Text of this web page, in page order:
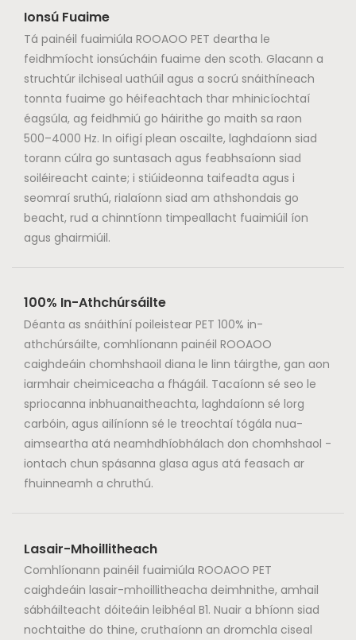
hamháin go n-úsáidtear
iad mar phainéil
fuaimdhíonta
éifeachtacha, ach is
féidir iad a úsáid freisin
mar amhábhair do
mhonarchana painéal
slat adhmaid chun
akupanels a tháirgeadh.
Ionsú Fuaime
Tá painéil fuaimiúla ROOAOO PET deartha le
feidhmíocht ionsúcháin fuaime den scoth. Glacann a
struchtúr ilchiseal uathúil agus a socrú snáithíneach
tonnta fuaime go héifeachtach thar mhinicíochtaí
éagsúla, ag feidhmiú go háirithe go maith sa raon
500–4000 Hz. In oifigí plean oscailte, laghdaíonn siad
torann cúlra go suntasach agus feabhsaíonn siad
soiléireacht cainte; i stiúideonna taifeadta agus i
seomraí sruthú, rialaíonn siad am athshondais go
beacht, rud a chinntíonn timpeallacht fuaimiúil íon
agus ghairmiúil.
100% In-Athchúrsáilte
Déanta as snáithíní poileistear PET 100% in-
athchúrsáilte, comhlíonann painéil ROOAOO
caighdeáin chomhshaoil ​​​​diana le linn táirgthe, gan aon
iarmhair cheimiceacha a fhágáil. Tacaíonn sé seo le
spriocanna inbhuanaitheachta, laghdaíonn sé lorg
carbóin, agus ailíníonn sé le treochtaí tógála nua-
aimseartha atá neamhdhíobhálach don chomhshaol -
iontach chun spásanna glasa agus atá feasach ar
fhuinneamh a chruthú.
Lasair-Mhoillitheach
Comhlíonann painéil fuaimiúla ROOAOO PET
caighdeáin lasair-mhoillitheacha deimhnithe, amhail
sábháilteacht dóiteáin leibhéal B1. Nuair a bhíonn siad
nochtaithe do thine, cruthaíonn an dromchla ciseal